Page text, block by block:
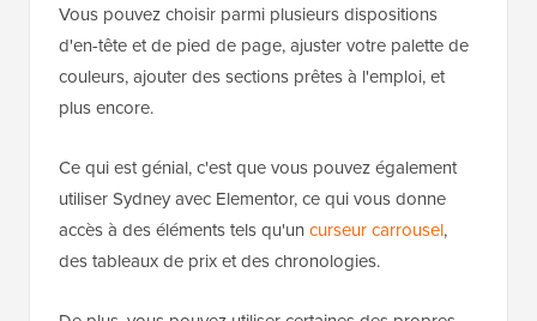
Vous pouvez choisir parmi plusieurs dispositions
d'en-tête et de pied de page, ajuster votre palette de
couleurs, ajouter des sections prêtes à l'emploi, et
plus encore.
Ce qui est génial, c'est que vous pouvez également
utiliser Sydney avec Elementor, ce qui vous donne
accès à des éléments tels qu'un curseur carrousel,
des tableaux de prix et des chronologies.